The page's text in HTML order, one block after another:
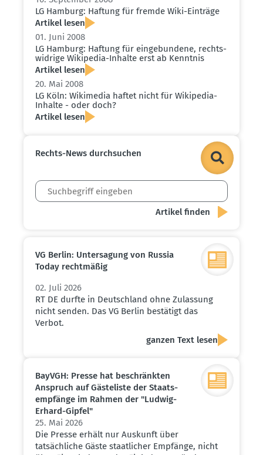
LG Hamburg: Haftung für fremde Wiki-Einträge
Artikel lesen
01. Juni 2008
LG Hamburg: Haftung für einge­bundene, rechts­
widrige Wikipedia-Inhalte erst ab Kenntnis
Artikel lesen
20. Mai 2008
LG Köln: Wikimedia haftet nicht für Wikipedia-
Inhalte - oder doch?
Artikel lesen
Rechts-News durch­suchen
VG Berlin: Unter­sagung von Russia
Today recht­mäßig
02. Juli 2026
RT DE durfte in Deutschland ohne Zulassung
nicht senden. Das VG Berlin bestätigt das
Verbot.
ganzen Text lesen
BayVGH: Presse hat beschränkten
Anspruch auf Gäste­liste der Staats­
emp­fänge im Rahmen der "Ludwig-
Erhard-Gipfel"
25. Mai 2026
Die Presse erhält nur Auskunft über
tatsächliche Gäste staatlicher Empfänge, nicht